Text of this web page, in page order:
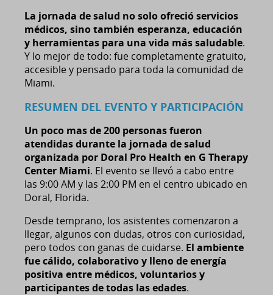
La jornada de salud no solo ofreció servicios
médicos, sino también esperanza, educación
y herramientas para una vida más saludable.
Y lo mejor de todo: fue completamente gratuito,
accesible y pensado para toda la comunidad de
Miami.
RESUMEN DEL EVENTO Y PARTICIPACIÓN
Un poco mas de 200 personas fueron
atendidas durante la jornada de salud
organizada por Doral Pro Health en G Therapy
Center Miami. El evento se llevó a cabo entre
las 9:00 AM y las 2:00 PM en el centro ubicado en
Doral, Florida.
Desde temprano, los asistentes comenzaron a
llegar, algunos con dudas, otros con curiosidad,
pero todos con ganas de cuidarse. El ambiente
fue cálido, colaborativo y lleno de energía
positiva entre médicos, voluntarios y
participantes de todas las edades.